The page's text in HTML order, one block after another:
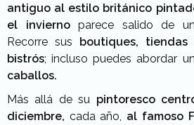
antiguo al estilo británico
el inviernoparece salido de
Recorre sus boutiques,
bistrós; incluso puedes abordar un
caballos.
Más allá de su pintoresco
diciembre, cada año, al famoso